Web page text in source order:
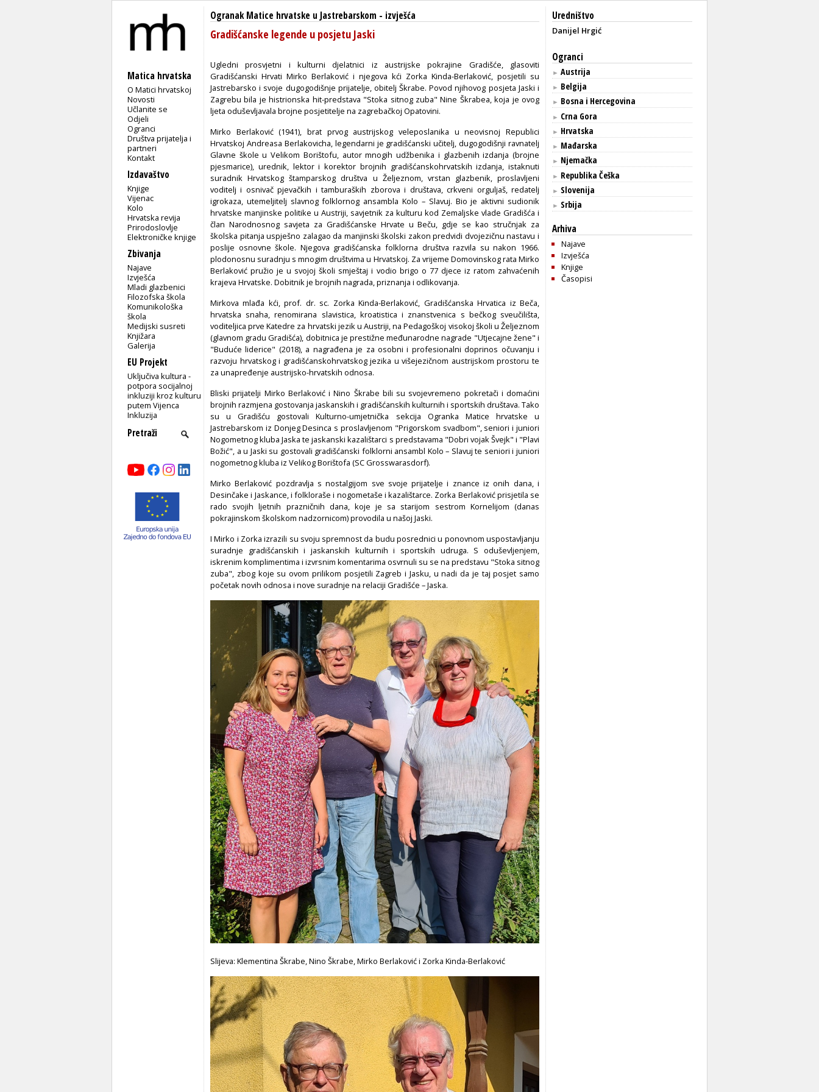
Matica hrvatska
O Matici hrvatskoj
Novosti
Učlanite se
Odjeli
Ogranci
Društva prijatelja i
partneri
Kontakt
Izdavaštvo
Knjige
Vijenac
Kolo
Hrvatska revija
Prirodoslovlje
Elektroničke knjige
Zbivanja
Najave
Izvješća
Mladi glazbenici
Filozofska škola
Komunikološka
škola
Medijski susreti
Knjižara
Galerija
EU Projekt
Uključiva kultura -
potpora socijalnoj
inkluziji kroz kulturu
putem Vijenca
Inkluzija
Ogranak Matice hrvatske u Jastrebarskom - izvješća
Gradišćanske legende u posjetu Jaski
Ugledni prosvjetni i kulturni djelatnici iz austrijske pokrajine Gradišće, glasoviti
Gradišćanski Hrvati Mirko Berlaković i njegova kći Zorka Kinda-Berlaković, posjetili su
Jastrebarsko i svoje dugogodišnje prijatelje, obitelj Škrabe. Povod njihovog posjeta Jaski i
Zagrebu bila je histrionska hit-predstava "Stoka sitnog zuba" Nine Škrabea, koja je ovog
ljeta oduševljavala brojne posjetitelje na zagrebačkoj Opatovini.
Mirko Berlaković (1941), brat prvog austrijskog veleposlanika u neovisnoj Republici
Hrvatskoj Andreasa Berlakovicha, legendarni je gradišćanski učitelj, dugogodišnji ravnatelj
Glavne škole u Velikom Borištofu, autor mnogih udžbenika i glazbenih izdanja (brojne
pjesmarice), urednik, lektor i korektor brojnih gradišćanskohrvatskih izdanja, istaknuti
suradnik Hrvatskog štamparskog društva u Željeznom, vrstan glazbenik, proslavljeni
voditelj i osnivač pjevačkih i tamburaških zborova i društava, crkveni orguljaš, redatelj
igrokaza, utemeljitelj slavnog folklornog ansambla Kolo – Slavuj. Bio je aktivni sudionik
hrvatske manjinske politike u Austriji, savjetnik za kulturu kod Zemaljske vlade Gradišća i
član Narodnosnog savjeta za Gradišćanske Hrvate u Beču, gdje se kao stručnjak za
školska pitanja uspješno zalagao da manjinski školski zakon predvidi dvojezičnu nastavu i
poslije osnovne škole. Njegova gradišćanska folklorna društva razvila su nakon 1966.
plodonosnu suradnju s mnogim društvima u Hrvatskoj. Za vrijeme Domovinskog rata Mirko
Berlaković pružio je u svojoj školi smještaj i vodio brigo o 77 djece iz ratom zahvaćenih
krajeva Hrvatske. Dobitnik je brojnih nagrada, priznanja i odlikovanja.
Mirkova mlađa kći, prof. dr. sc. Zorka Kinda-Berlaković, Gradišćanska Hrvatica iz Beča,
hrvatska snaha, renomirana slavistica, kroatistica i znanstvenica s bečkog sveučilišta,
voditeljica prve Katedre za hrvatski jezik u Austriji, na Pedagoškoj visokoj školi u Željeznom
(glavnom gradu Gradišća), dobitnica je prestižne međunarodne nagrade "Utjecajne žene" i
"Buduće liderice" (2018), a nagrađena je za osobni i profesionalni doprinos očuvanju i
razvoju hrvatskog i gradišćanskohrvatskog jezika u višejezičnom austrijskom prostoru te
za unapređenje austrijsko-hrvatskih odnosa.
Bliski prijatelji Mirko Berlaković i Nino Škrabe bili su svojevremeno pokretači i domaćini
brojnih razmjena gostovanja jaskanskih i gradišćanskih kulturnih i sportskih društava. Tako
su u Gradišću gostovali Kulturno-umjetnička sekcija Ogranka Matice hrvatske u
Jastrebarskom iz Donjeg Desinca s proslavljenom "Prigorskom svadbom", seniori i juniori
Nogometnog kluba Jaska te jaskanski kazalištarci s predstavama "Dobri vojak Švejk" i "Plavi
Božić", a u Jaski su gostovali gradišćanski folklorni ansambl Kolo – Slavuj te seniori i juniori
nogometnog kluba iz Velikog Borištofa (SC Grosswarasdorf).
Mirko Berlaković pozdravlja s nostalgijom sve svoje prijatelje i znance iz onih dana, i
Desinčake i Jaskance, i folkloraše i nogometaše i kazalištarce. Zorka Berlaković prisjetila se
rado svojih ljetnih prazničnih dana, koje je sa starijom sestrom Kornelijom (danas
pokrajinskom školskom nadzornicom) provodila u našoj Jaski.
I Mirko i Zorka izrazili su svoju spremnost da budu posrednici u ponovnom uspostavljanju
suradnje gradišćanskih i jaskanskih kulturnih i sportskih udruga. S oduševljenjem,
iskrenim komplimentima i izvrsnim komentarima osvrnuli su se na predstavu "Stoka sitnog
zuba", zbog koje su ovom prilikom posjetili Zagreb i Jasku, u nadi da je taj posjet samo
početak novih odnosa i nove suradnje na relaciji Gradišće – Jaska.
Slijeva: Klementina Škrabe, Nino Škrabe, Mirko Berlaković i Zorka Kinda-Berlaković
Uredništvo
Danijel Hrgić
Ogranci
► Austrija
► Belgija
► Bosna i Hercegovina
► Crna Gora
► Hrvatska
► Mađarska
► Njemačka
► Republika Češka
► Slovenija
► Srbija
Arhiva
Najave
Izvješća
Knjige
Časopisi